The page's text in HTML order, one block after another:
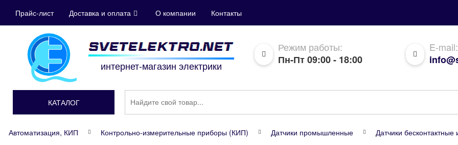
Прайс-лист Доставка и оплата О компании Контакты
интернет-магазин электрики
Режим работы:
Пн-Пт 09:00 - 18:00
E-mail:
КАТАЛОГ
Автоматизация, КИП Контрольно-измерительные приборы (КИП) Датчики промышленные
Датчики бесконтактные